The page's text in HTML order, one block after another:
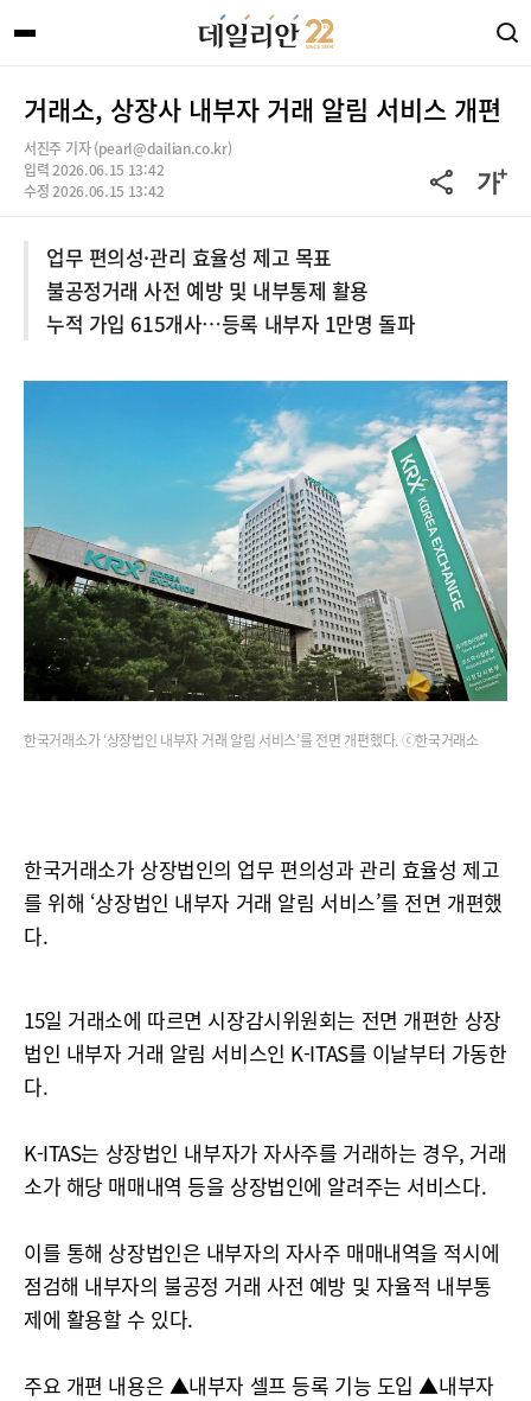
거래소, 상장사 내부자 거래 알림 서비스 개편
서진주 기자 (pearl@dailian.co.kr)
입력 2026.06.15 13:42
수정 2026.06.15 13:42
업무 편의성·관리 효율성 제고 목표
불공정거래 사전 예방 및 내부통제 활용
누적 가입 615개사…등록 내부자 1만명 돌파
한국거래소가 ‘상장법인 내부자 거래 알림 서비스’를 전면 개편했다. ⓒ한국거래소
한국거래소가 상장법인의 업무 편의성과 관리 효율성 제고
를 위해 ‘상장법인 내부자 거래 알림 서비스’를 전면 개편했
다.
15일 거래소에 따르면 시장감시위원회는 전면 개편한 상장
법인 내부자 거래 알림 서비스인 K-ITAS를 이날부터 가동한
다.
K-ITAS는 상장법인 내부자가 자사주를 거래하는 경우, 거래
소가 해당 매매내역 등을 상장법인에 알려주는 서비스다.
이를 통해 상장법인은 내부자의 자사주 매매내역을 적시에
점검해 내부자의 불공정 거래 사전 예방 및 자율적 내부통
제에 활용할 수 있다.
주요 개편 내용은 ▲내부자 셀프 등록 기능 도입 ▲내부자